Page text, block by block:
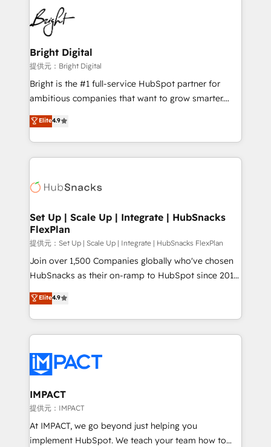
HubSpot COS Performance Award 🏆2014 HubSpot
COS Design Award 🏆2013 HubSpot Marketplace
Partner 📆Founded in 1997
lasting impact. We specialize in: • Turnkey and end-
to-end HubSpot implementations • Onboarding for
Sales, Service, Marketing & Content Hubs • AI voice
and chat agents, predictive automation, and smart
workflows • Salesforce + HubSpot integration •
RevOps and AI-driven sales enablement • Website
design and CMS development • ERP integration: SAP,
and CRM migration from any platform •
Client/member portals built on HubSpot • Custom
WooCommerce, BuilderTrend, and more Experience
the difference — reach out to see how AI + HubSpot
Bright Digital
提供元：Bright Digital
Bright is the #1 full-service HubSpot partner for
ambitious companies that want to grow smarter.
From HubSpot onboarding, to training, from
developing a new website to lead generation and
digital marketing; we do it all (and with great
results)! In short, our services include: - HubSpot
HubSpot development: websites, custom modules,
marketing, advertising, campaigns, content and
design We connect people, data and technology to
improve customer experiences. With our bright
people, exciting ideas and can-do mentality, we
ensure revenue growth on a daily basis. So tell us
team of 100+ experts is ready for you! Driving digital
growth | www.brightdigital.com
Elite4.9
Set Up | Scale Up | Integrate | HubSnacks
FlexPlan
提供元：Set Up | Scale Up | Integrate | HubSnacks FlexPlan
Join over 1,500 Companies globally who've chosen
HubSnacks as their on-ramp to HubSpot since 2014
Simple pay-as-you-go plans that accelerate value...
1️⃣ Set Up | Onboarding New or Check-fixing existing
HubSpot portals 2️⃣ Scale Up | 100% HubSpot Task
Execution... Global 24/7 ... All Experts 3️⃣ Integrate |
Slash months from your API Integration project... ⬅️
Click "Contact Business" ⬅️ to access 150+ Kickstart
Integration templates that put HubSpot in the center
of your tech stack, syncing... 🛍️ Shopify or
WooCommerce 💲 Stripe or Paypal 💰 Sage or
Netsuite 🤖 Google or Microsoft ✍️ DocuSign or
Elite4.9
IMPACT
提供元：IMPACT
At IMPACT, we go beyond just helping you
implement HubSpot. We teach your team how to